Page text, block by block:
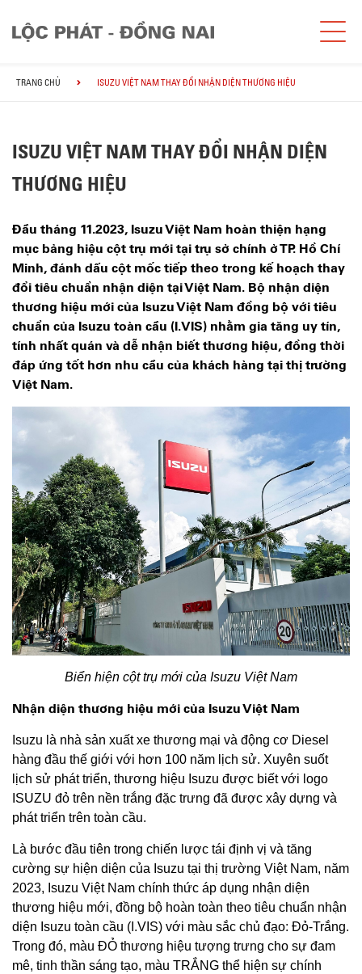
TRANG CHỦ ISUZU VIỆT NAM THAY ĐỔI NHẬN DIỆN THƯƠNG HIỆU
ISUZU VIỆT NAM THAY ĐỔI NHẬN DIỆN
THƯƠNG HIỆU
Đầu tháng 11.2023, Isuzu Việt Nam hoàn thiện hạng
mục bảng hiệu cột trụ mới tại trụ sở chính ở TP. Hồ Chí
Minh, đánh dấu cột mốc tiếp theo trong kế hoạch thay
đổi tiêu chuẩn nhận diện tại Việt Nam. Bộ nhận diện
thương hiệu mới của Isuzu Việt Nam đồng bộ với tiêu
chuẩn của Isuzu toàn cầu (I.VIS) nhằm gia tăng uy tín,
tính nhất quán và dễ nhận biết thương hiệu, đồng thời
đáp ứng tốt hơn nhu cầu của khách hàng tại thị trường
Việt Nam.
Biển hiện cột trụ mới của Isuzu Việt Nam
Nhận diện thương hiệu mới của Isuzu Việt Nam
Isuzu là nhà sản xuất xe thương mại và động cơ Diesel
hàng đầu thế giới với hơn 100 năm lịch sử. Xuyên suốt
lịch sử phát triển, thương hiệu Isuzu được biết với logo
ISUZU đỏ trên nền trắng đặc trưng đã được xây dựng và
phát triển trên toàn cầu.
Là bước đầu tiên trong chiến lược tái định vị và tăng
cường sự hiện diện của Isuzu tại thị trường Việt Nam, năm
2023, Isuzu Việt Nam chính thức áp dụng nhận diện
thương hiệu mới, đồng bộ hoàn toàn theo tiêu chuẩn nhận
diện Isuzu toàn cầu (I.VIS) với màu sắc chủ đạo: Đỏ-Trắng.
Trong đó, màu ĐỎ thương hiệu tượng trưng cho sự đam
mê, tinh thần sáng tạo, màu TRẮNG thể hiện sự chính